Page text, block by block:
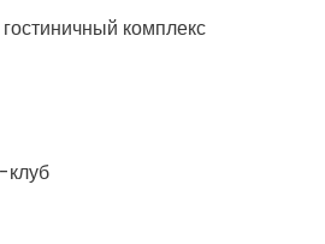
комплекс
клуб